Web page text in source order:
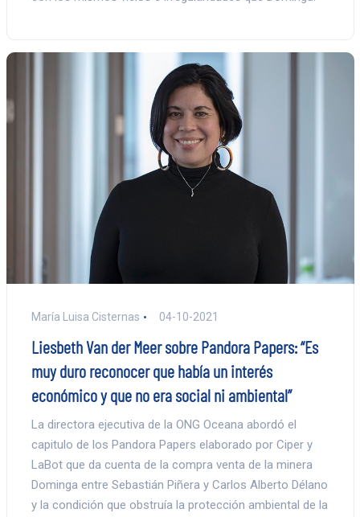
María Luisa Cisternas 04-10-2021
Liesbeth Van der Meer sobre Pandora Papers: “Es
muy duro reconocer que había un interés
económico y que no era social ni ambiental”
La directora ejecutiva de la ONG Oceana abordó el
capitulo de los Pandora Papers elaborado por Ciper y
LaBot que da cuenta de la compra venta de la minera
Dominga entre Sebastián Piñera y Carlos Alberto Délano
y la condición que obstruía la protección ambiental de la